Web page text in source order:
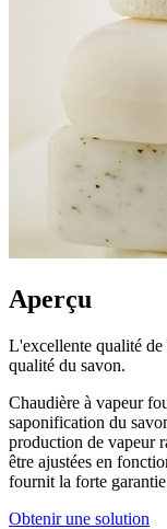
Aperçu
L'excellente qualité
qualité du savon.
Chaudière à vapeur
saponification du
production de vapeur
être ajustées en
fournit la forte
Obtenir une solution